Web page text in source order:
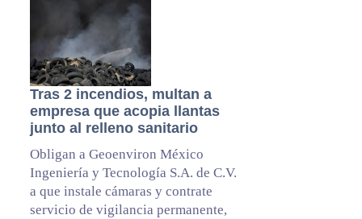
Tras 2 incendios, multan a
empresa que acopia llantas
junto al relleno sanitario
Obligan a Geoenviron México
Ingeniería y Tecnología S.A. de C.V.
a que instale cámaras y contrate
servicio de vigilancia permanente,